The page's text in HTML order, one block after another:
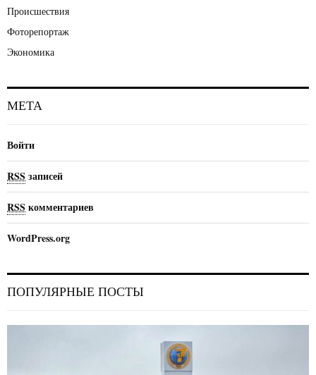
Происшествия
Фоторепортаж
Экономика
МЕТА
Войти
RSS записей
RSS комментариев
WordPress.org
ПОПУЛЯРНЫЕ ПОСТЫ